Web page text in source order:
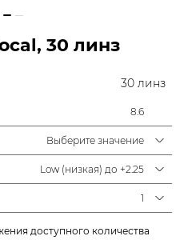
30 линз
30 линз
8.6
Выберите значение
Low (низкая) до +2.25
1
доступного количества